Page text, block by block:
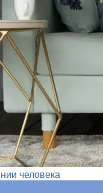
человека